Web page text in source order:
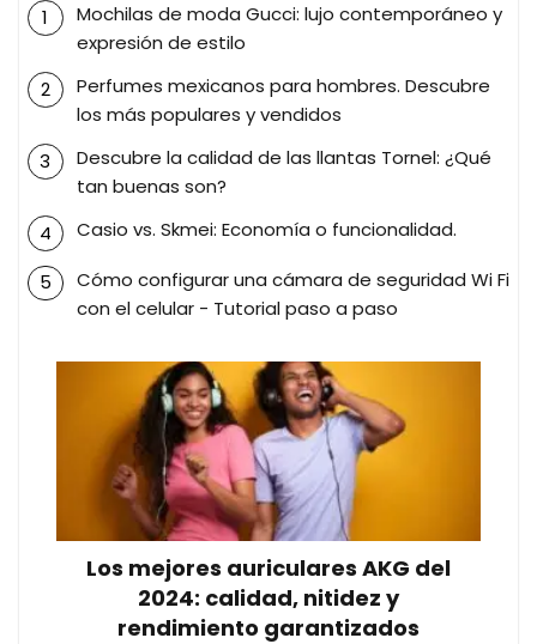
Mochilas de moda Gucci: lujo contemporáneo y
expresión de estilo
Perfumes mexicanos para hombres. Descubre
los más populares y vendidos
Descubre la calidad de las llantas Tornel: ¿Qué
tan buenas son?
Casio vs. Skmei: Economía o funcionalidad.
Cómo configurar una cámara de seguridad Wi Fi
con el celular - Tutorial paso a paso
Los mejores auriculares AKG del
2024: calidad, nitidez y
rendimiento garantizados